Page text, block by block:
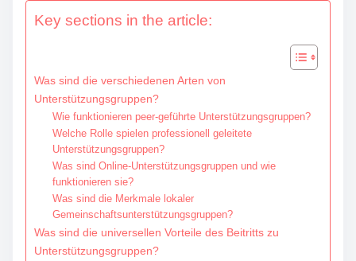
Key sections in the article:
Was sind die verschiedenen Arten von
Unterstützungsgruppen?
Wie funktionieren peer-geführte Unterstützungsgruppen?
Welche Rolle spielen professionell geleitete
Unterstützungsgruppen?
Was sind Online-Unterstützungsgruppen und wie
funktionieren sie?
Was sind die Merkmale lokaler
Gemeinschaftsunterstützungsgruppen?
Was sind die universellen Vorteile des Beitritts zu
Unterstützungsgruppen?